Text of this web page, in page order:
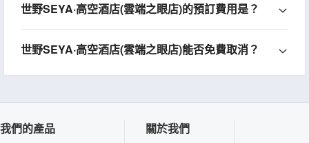
世野SEYA·高空酒店(雲端之眼店)的預訂費用是？
世野SEYA·高空酒店(雲端之眼店)能否免費取消？
我們的產品 關於我們